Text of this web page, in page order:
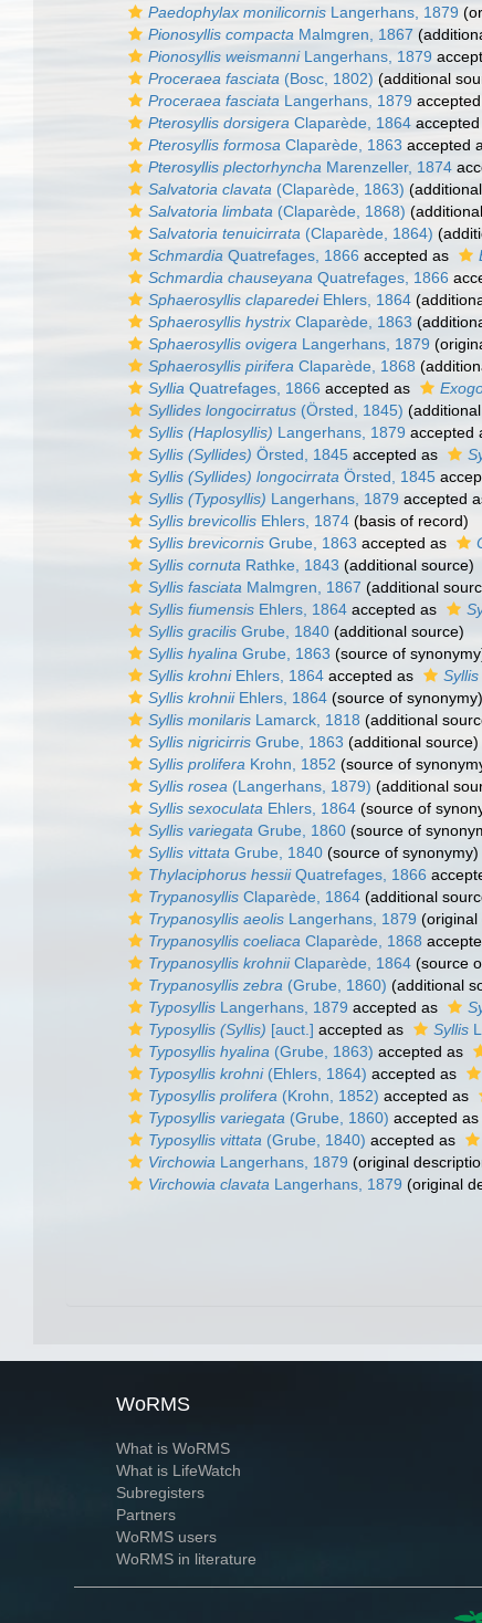
Paedophylax monilicornis Langerhans, 1879
Pionosyllis compacta Malmgren, 1867
Pionosyllis weismanniLangerhans, 1879
Proceraea fasciata (Bosc, 1802) (additional
Proceraea fasciata Langerhans, 1879
Pterosyllis dorsigera Claparède, 1864
Pterosyllis formosa Claparède, 1863 accepted
Pterosyllis plectorhyncha Marenzeller, 1874
Salvatoria clavata (Claparède, 1863)
Salvatoria limbata (Claparède, 1868)
Salvatoria tenuicirrata (Claparède, 1864)
Schmardia Quatrefages, 1866 accepted as
Schmardia chauseyana Quatrefages, 1866
Sphaerosyllis claparedeiEhlers, 1864
Sphaerosyllis hystrix Claparède, 1863
Sphaerosyllis ovigera Langerhans, 1879
Sphaerosyllis pirifera Claparède, 1868
Syllia Quatrefages, 1866 accepted as
Syllides longocirratus (Örsted, 1845)
Syllis (Haplosyllis) Langerhans, 1879 accepted
Syllis (Syllides) Örsted, 1845 accepted as
Syllis (Syllides) longocirrata Örsted, 1845
Syllis (Typosyllis) Langerhans, 1879 accepted
Syllis brevicollis Ehlers, 1874 (basis of record)
Syllis brevicornis Grube, 1863 accepted as
Syllis cornuta Rathke, 1843 (additional source)
Syllis fasciata Malmgren, 1867 (additional
Syllis fiumensis Ehlers, 1864 accepted as
Syllis gracilis Grube, 1840 (additional source)
Syllis hyalina Grube, 1863 (source of
Syllis krohniEhlers, 1864 accepted as
Syllis krohniiEhlers, 1864 (source of synonymy)
Syllis monilaris Lamarck, 1818 (additional
Syllis nigricirris Grube, 1863 (additional source)
Syllis prolifera Krohn, 1852 (source of
Syllis rosea (Langerhans, 1879) (additional
Syllis sexoculata Ehlers, 1864 (source of
Syllis variegata Grube, 1860 (source of
Syllis vittata Grube, 1840 (source of synonymy)
Thylaciphorus hessiiQuatrefages, 1866
Trypanosyllis Claparède, 1864 (additional
Trypanosyllis aeolis Langerhans, 1879 (original
Trypanosyllis coeliaca Claparède, 1868
Trypanosyllis krohniiClaparède, 1864 (source
Trypanosyllis zebra (Grube, 1860) (additional
Typosyllis Langerhans, 1879 accepted as
Typosyllis (Syllis) [auct.] accepted as Syllis
Typosyllis hyalina (Grube, 1863) accepted as
Typosyllis krohni(Ehlers, 1864) accepted as
Typosyllis prolifera (Krohn, 1852) accepted as
Typosyllis variegata (Grube, 1860) accepted as
Typosyllis vittata (Grube, 1840) accepted as
Virchowia Langerhans, 1879 (original
Virchowia clavata Langerhans, 1879 (original
WoRMS
What is WoRMS
What is LifeWatch
Subregisters
Partners
WoRMS users
WoRMS in literature